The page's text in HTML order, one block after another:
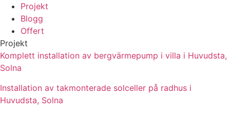
Projekt
Blogg
Offert
Projekt
Komplett installation av bergvärmepump i villa i Huvudsta,
Solna
Installation av takmonterade solceller på radhus i
Huvudsta, Solna